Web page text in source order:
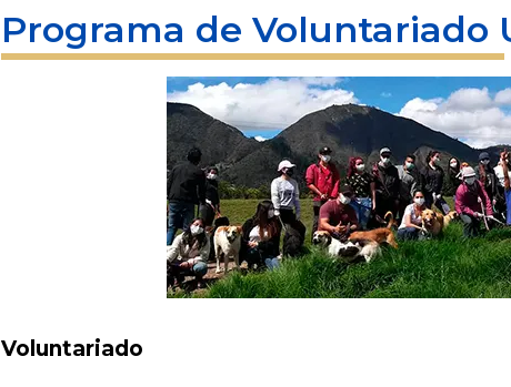
Programa de Voluntariado
Voluntariado